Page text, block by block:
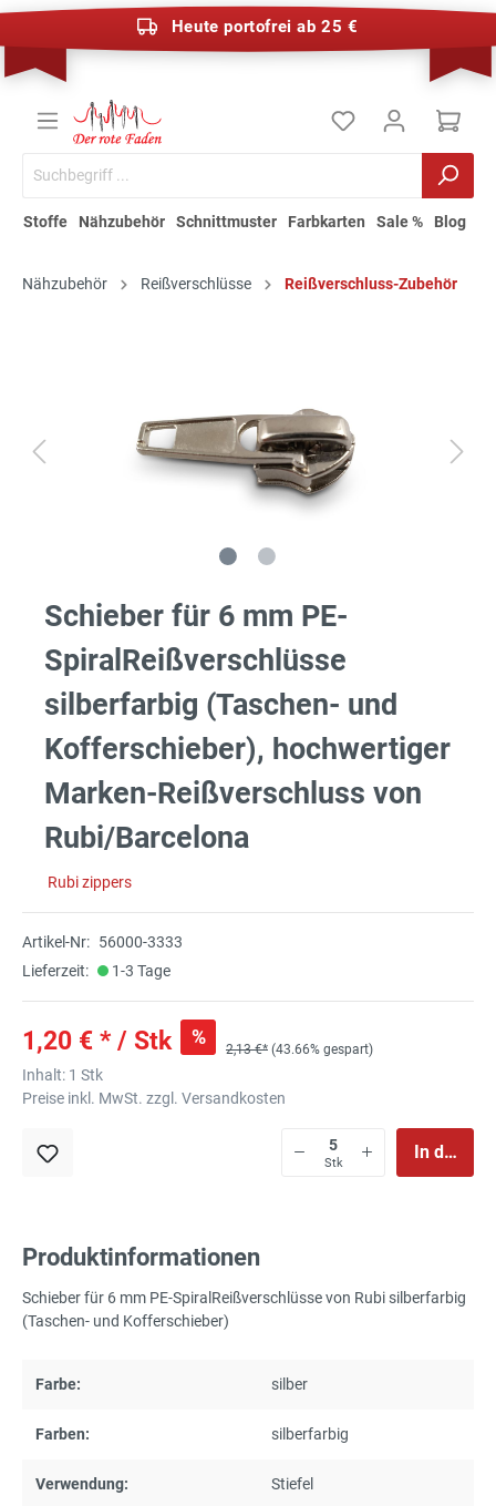
Heute portofrei ab 25 €
Stoffe Nähzubehör Schnittmuster Farbkarten Sale % Blog
Nähzubehör Reißverschlüsse Reißverschluss-Zubehör
Schieber für 6 mm PE-
SpiralReißverschlüsse
silberfarbig (Taschen- und
Kofferschieber), hochwertiger
Marken-Reißverschluss von
Rubi/Barcelona
Rubi zippers
Artikel-Nr: 56000-3333
Lieferzeit:
1-3 Tage
1,20 € * / Stk %
2,13 €* (43.66% gespart)
Inhalt: 1 Stk
Preise inkl. MwSt. zzgl. Versandkosten
Stk
In den
Produktinformationen
Schieber für 6 mm PE-SpiralReißverschlüsse von Rubi silberfarbig
(Taschen- und Kofferschieber)
Farbe: silber
Farben: silberfarbig
Verwendung: Stiefel